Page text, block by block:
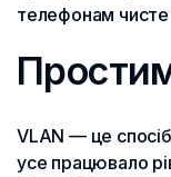
телефонам чисте
VLAN — це
усе працювало